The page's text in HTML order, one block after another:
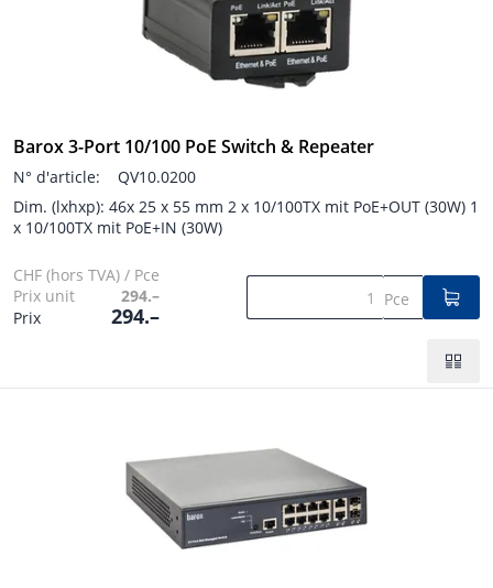
Barox 3-Port 10/100 PoE Switch & Repeater
N° d'article:
QV10.0200
Dim. (lxhxp): 46x 25 x 55 mm 2 x 10/100TX mit PoE+OUT (30W) 1
x 10/100TX mit PoE+IN (30W)
CHF (hors TVA) / Pce
Prix unit
294.–
Prix
294.–
Pce